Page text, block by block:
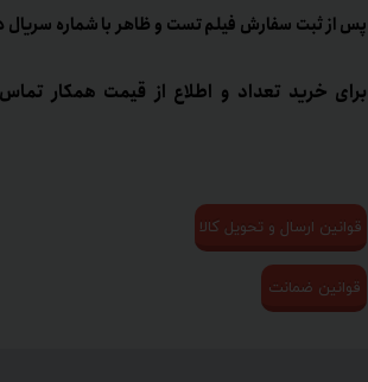
برای خرید تعداد و اطلاع از قیمت همکار
پس از ثبت سفارش فیلم تست و ظاهر با شماره سریال
قوانین ارسال و تحویل کالا
قوانین ضمانت